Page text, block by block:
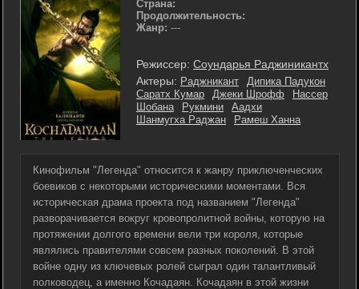
Страна:
Продолжительность:
Жанр: ---
Режиссер: Соундарья Раджиникантх
Актеры: Раджникант
Дипика Падукон
Саратх Кумар
Джеки Шрофф
Нассер
Шобана
Рукмини
Аадхи
Шанмугха Раджан
Рамеш Ханна
Кинофильм "Легенда" относится к жанру приключенческих
боевиков с некоторыми историческими моментами. Вся
историческая драма проекта под названием "Легенда"
разворачивается вокруг кровопролитной войны, которую на
протяжении долгого времени вели три короля, которые
являлись правителями совсем разных поколений. В этой
войне одну из ключевых ролей сыграл один талантливый
полководец, а именно Кочадаян. Кочадаян в этой жизни